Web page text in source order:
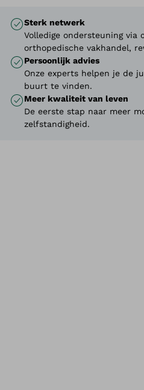
Sterk netwerk
Volledige ondersteuning via
orthopedische vakhandel,
Persoonlijk advies
Onze experts helpen je de
buurt te vinden.
Meer kwaliteit van leven
De eerste stap naar meer
zelfstandigheid.